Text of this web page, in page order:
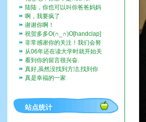
陆陆，你也可以叫你爸爸妈妈
带你去啊。挺好玩的。
啊，我要疯了
谢谢你啊！
祝贺多多O(∩_∩)O[handclap]
[flo...
非常感谢你的关注！我们会努
力一直记录下去的。我们也...
从06年还在读大学时就开始关
注这个博客，而现在我也...
看到你的留言很兴奋.
真好,虽然没找到方洁,找到你
们全家福,让人挺兴奋的...
真是幸福的一家
站点统计